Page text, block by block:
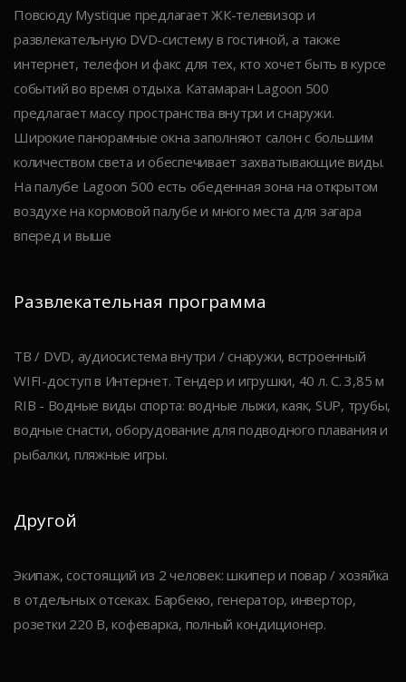
Повсюду Mystique предлагает ЖК-телевизор и
развлекательную DVD-систему в гостиной, а также
интернет, телефон и факс для тех, кто хочет быть в курсе
событий во время отдыха. Катамаран Lagoon 500
предлагает массу пространства внутри и снаружи.
Широкие панорамные окна заполняют салон с большим
количеством света и обеспечивает захватывающие виды.
На палубе Lagoon 500 есть обеденная зона на открытом
воздухе на кормовой палубе и много места для загара
вперед и выше
Развлекательная программа
ТВ / DVD, аудиосистема внутри / снаружи, встроенный
WIFI-доступ в Интернет. Тендер и игрушки, 40 л. С. 3,85 м
RIB - Водные виды спорта: водные лыжи, каяк, SUP, трубы,
водные снасти, оборудование для подводного плавания и
рыбалки, пляжные игры.
Другой
Экипаж, состоящий из 2 человек: шкипер и повар / хозяйка
в отдельных отсеках. Барбекю, генератор, инвертор,
розетки 220 В, кофеварка, полный кондиционер.